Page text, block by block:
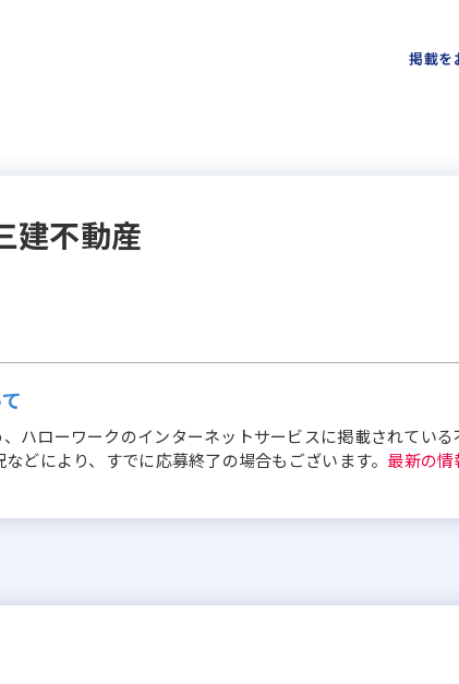
掲載を
建不動産
ハローワークのインターネットサービスに掲載されてい
どにより、すでに応募終了の場合もございます。 最新の